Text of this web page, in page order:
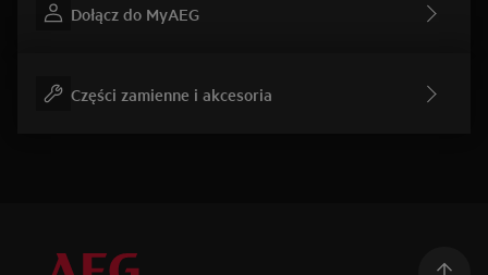
Dołącz do MyAEG
Części zamienne i akcesoria